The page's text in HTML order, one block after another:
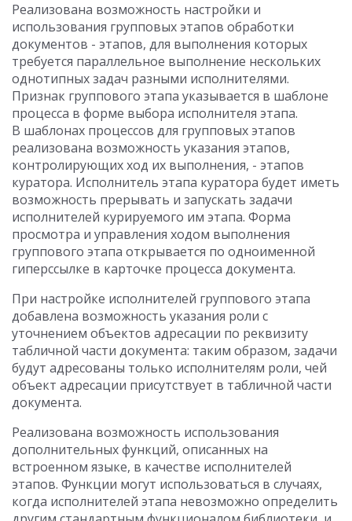
Реализована возможность настройки и
использования групповых этапов обработки
документов - этапов, для выполнения которых
требуется параллельное выполнение нескольких
однотипных задач разными исполнителями.
Признак группового этапа указывается в шаблоне
процесса в форме выбора исполнителя этапа.
В шаблонах процессов для групповых этапов
реализована возможность указания этапов,
контролирующих ход их выполнения, - этапов
куратора. Исполнитель этапа куратора будет иметь
возможность прерывать и запускать задачи
исполнителей курируемого им этапа. Форма
просмотра и управления ходом выполнения
группового этапа открывается по одноименной
гиперссылке в карточке процесса документа.
При настройке исполнителей группового этапа
добавлена возможность указания роли с
уточнением объектов адресации по реквизиту
табличной части документа: таким образом, задачи
будут адресованы только исполнителям роли, чей
объект адресации присутствует в табличной части
документа.
Реализована возможность использования
дополнительных функций, описанных на
встроенном языке, в качестве исполнителей
этапов. Функции могут использоваться в случаях,
когда исполнителей этапа невозможно определить